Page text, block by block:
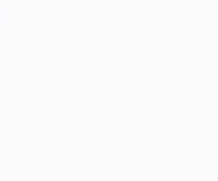
Chiuveta de inox este